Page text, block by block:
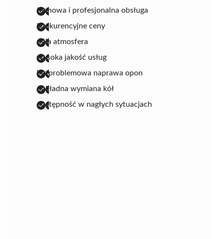
fachowa i profesjonalna obsługa
konkurencyjne ceny
miła atmosfera
wysoka jakość usług
bezproblemowa naprawa opon
dokładna wymiana kół
dostępność w nagłych sytuacjach